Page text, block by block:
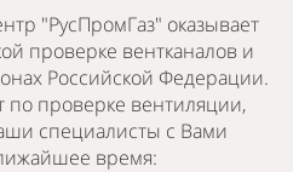
"РусПромГаз" оказывает
проверке вентканалов и
Российской Федерации.
по проверке вентиляции,
специалисты с Вами
время: